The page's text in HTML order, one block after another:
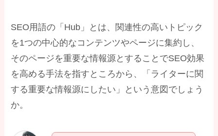
SEO用語の「Hub」とは、関連性の高いトピック
を1つの中心的なコンテンツやページに集約し、
そのページを重要な情報源とすることでSEO効果
を高める手法を指すところから、「ライターに関
する重要な情報源にしたい」という意図でしょう
か。